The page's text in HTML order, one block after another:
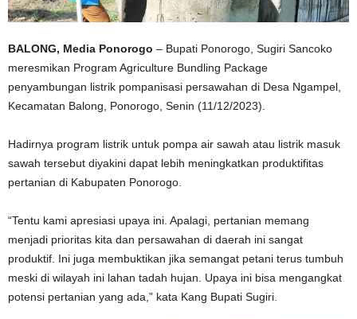
BALONG, Media Ponorogo – Bupati Ponorogo, Sugiri Sancoko
meresmikan Program Agriculture Bundling Package
penyambungan listrik pompanisasi persawahan di Desa Ngampel,
Kecamatan Balong, Ponorogo, Senin (11/12/2023).
Hadirnya program listrik untuk pompa air sawah atau listrik masuk
sawah tersebut diyakini dapat lebih meningkatkan produktifitas
pertanian di Kabupaten Ponorogo.
“Tentu kami apresiasi upaya ini. Apalagi, pertanian memang
menjadi prioritas kita dan persawahan di daerah ini sangat
produktif. Ini juga membuktikan jika semangat petani terus tumbuh
meski di wilayah ini lahan tadah hujan. Upaya ini bisa mengangkat
potensi pertanian yang ada,” kata Kang Bupati Sugiri.